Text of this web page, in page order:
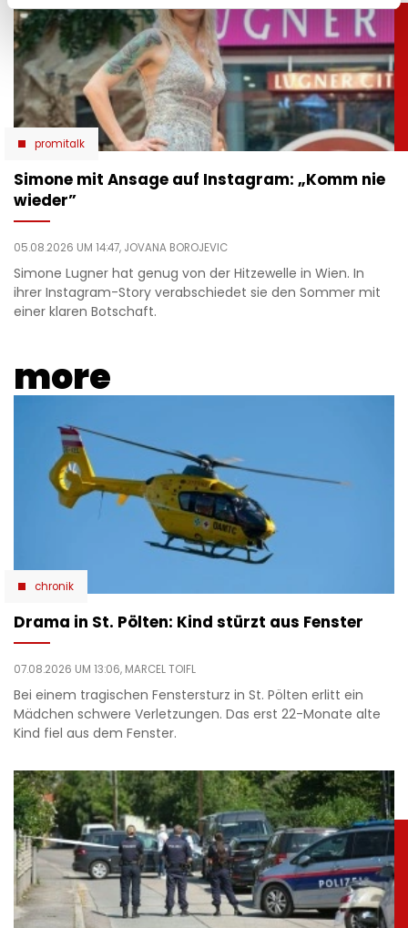
promitalk
Simone mit Ansage auf Instagram: „Komm nie
wieder”
05.08.2026 UM 14:47, JOVANA BOROJEVIC
Simone Lugner hat genug von der Hitzewelle in Wien. In
ihrer Instagram-Story verabschiedet sie den Sommer mit
einer klaren Botschaft.
more
chronik
Drama in St. Pölten: Kind stürzt aus Fenster
07.08.2026 UM 13:06, MARCEL TOIFL
Bei einem tragischen Fenstersturz in St. Pölten erlitt ein
Mädchen schwere Verletzungen. Das erst 22-Monate alte
Kind fiel aus dem Fenster.